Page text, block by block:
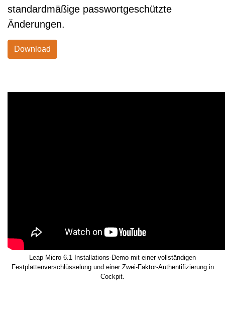
standardmäßige passwortgeschützte
Änderungen.
Download
Leap Micro 6.1 Installations-Demo mit einer vollständigen
Festplattenverschlüsselung und einer Zwei-Faktor-Authentifizierung in
Cockpit.